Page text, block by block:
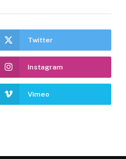
Twitter
Instagram
Vimeo